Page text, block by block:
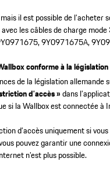
il est possible de
les câbles de charge
9Y0971675A,
conforme à la
de la législation
d’accès »dans
si la Wallbox est connectée à
d’accès uniquement si
pouvez garantir une
n’est plus possible.